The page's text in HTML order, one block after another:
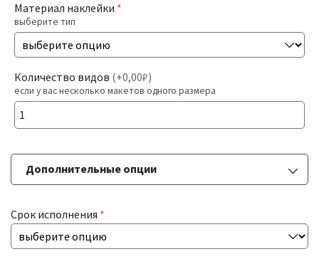
Печать На Холсте
БОЛЬШИЕ ТИРАЖИ
РАСХОДНИКИ
ДОСТАВКА
КОНТАКТЫ
Материал наклейки *
выберите тип
Количество видов (+0,00₽)
если у вас несколько макетов одного размера
Дополнительные опции
Срок исполнения *